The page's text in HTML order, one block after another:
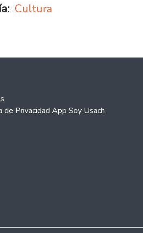
Cultura
de Privacidad App Soy Usach